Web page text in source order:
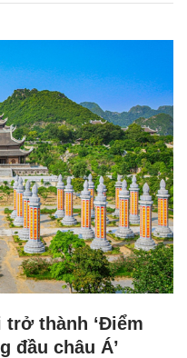
trở thành ‘Điểm
đầu châu Á’